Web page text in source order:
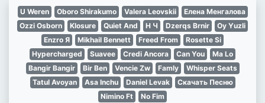
U Weren Oboro Shirakumo Valera Leovskii
Елена Менгалова
Ozzi Osborn
Klosure Quiet And Н Ч Dzerqs Brnir
Oy Yuzli
Enzro Я
Mikhail Bennett Freed From
Rosette Si
Hypercharged
Suavee Credi Ancora Can You
Ma Lo
Bangir Bangir
Bir Ben Vencie Zw Famly
Whisper Seats
Tatul Avoyan
Asa Inchu Daniel Levak
Скачать Песню
Nimino Ft
No Fim